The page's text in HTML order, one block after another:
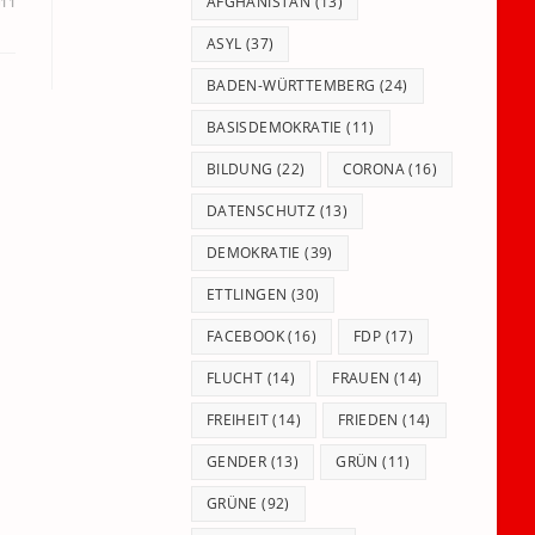
ASYL (37)
BADEN-WÜRTTEMBERG (24)
BASISDEMOKRATIE (11)
BILDUNG (22) CORONA(16)
DATENSCHUTZ (13)
DEMOKRATIE (39)
ETTLINGEN (30)
FACEBOOK(16) FDP (17)
FLUCHT (14) FRAUEN (14)
FREIHEIT(14) FRIEDEN (14)
GENDER (13) GRÜN (11)
GRÜNE (92)